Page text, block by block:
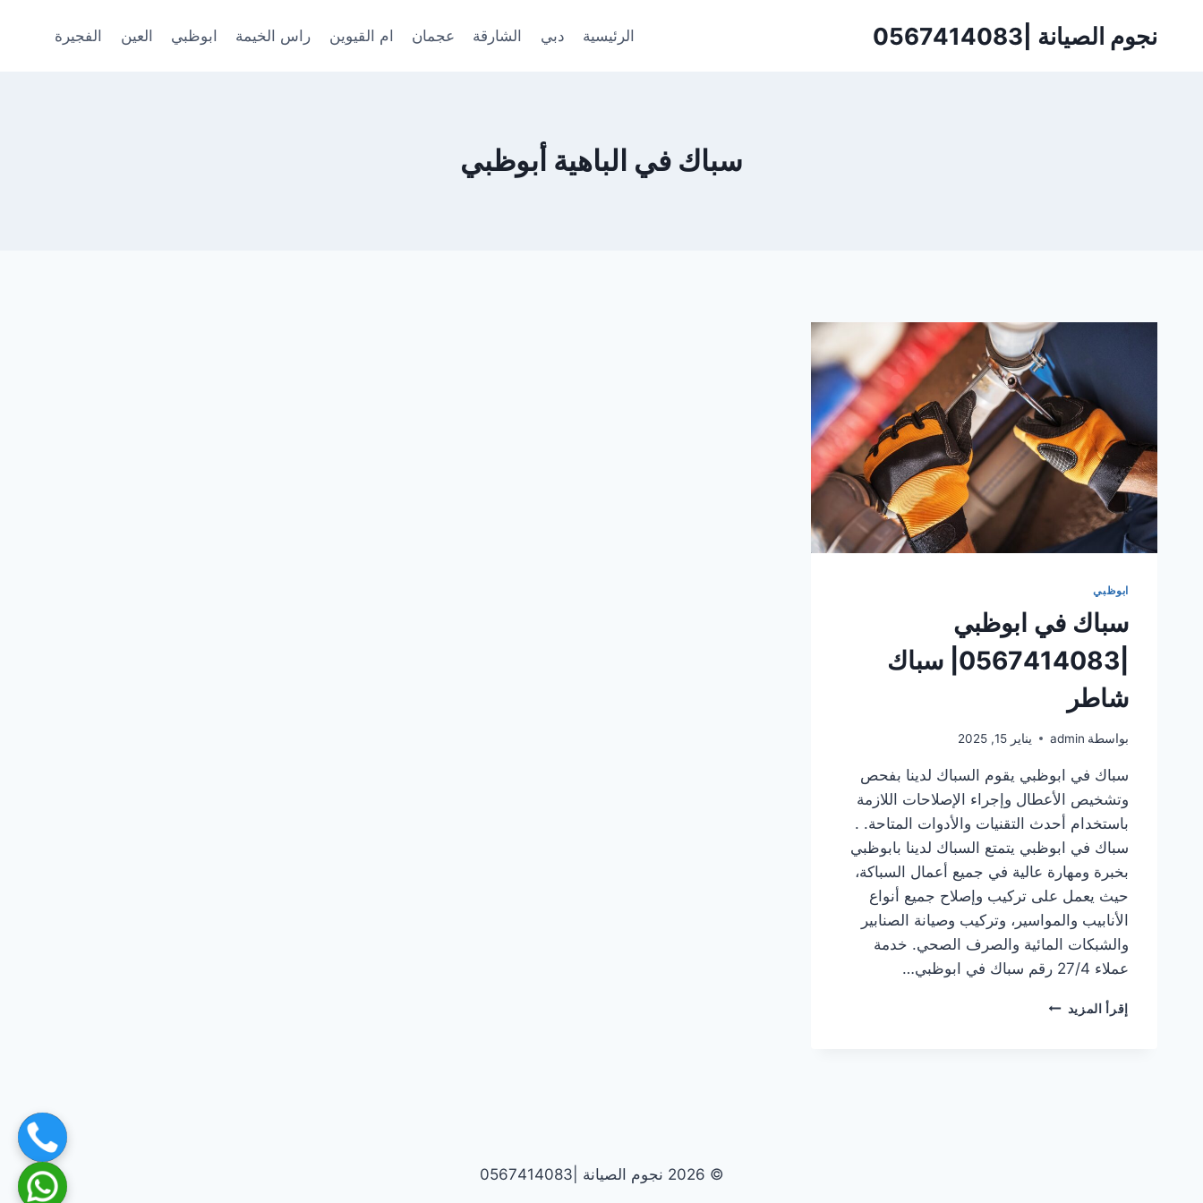
نجوم الصيانة |0567414083 الرئيسية دبي الشارقة عجمان ام القيوين راس الخيمة ابوظبي العين الفجيرة
سباك في الباهية أبوظبي
ابوظبي
سباك في ابوظبي
|0567414083| سباك
شاطر
بواسطة admin يناير 15, 2025
سباك في ابوظبي يقوم السباك لدينا بفحص
وتشخيص الأعطال وإجراء الإصلاحات اللازمة
باستخدام أحدث التقنيات والأدوات المتاحة. .
سباك في ابوظبي يتمتع السباك لدينا بابوظبي
بخبرة ومهارة عالية في جميع أعمال السباكة،
حيث يعمل على تركيب وإصلاح جميع أنواع
الأنابيب والمواسير، وتركيب وصيانة الصنابير
والشبكات المائية والصرف الصحي. خدمة
عملاء 27/4 رقم سباك في ابوظبي…
إقرأ المزيد سباك
© 2026 نجوم الصيانة |0567414083